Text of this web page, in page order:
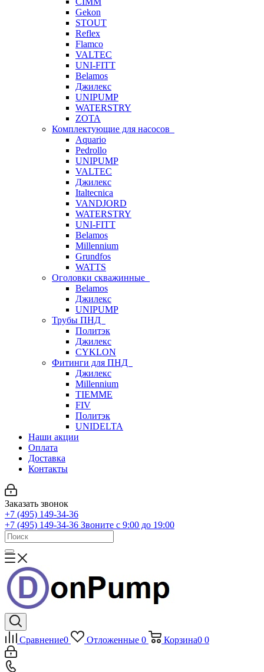
Gekon
STOUT
Reflex
Flamco
VALTEC
UNI-FITT
Belamos
Джилекс
UNIPUMP
WATERSTRY
ZOTA
Комплектующие для насосов
Aquario
Pedrollo
UNIPUMP
VALTEC
Джилекс
Italtecnica
VANDJORD
WATERSTRY
UNI-FITT
Belamos
Millennium
Grundfos
WATTS
Оголовки скважинные
Belamos
Джилекс
UNIPUMP
Трубы ПНД
Политэк
Джилекс
CYKLON
Фитинги для ПНД
Джилекс
Millennium
TIEMME
FIV
Политэк
UNIDELTA
Наши акции
Оплата
Доставка
Контакты
Заказать звонок
+7 (495) 149-34-36
+7 (495) 149-34-36 Звоните с 9:00 до 19:00
Сравнение0 Отложенные 0 Корзина0 0